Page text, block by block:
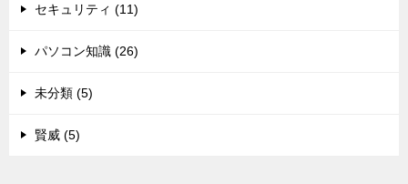
セキュリティ (11)
パソコン知識 (26)
未分類 (5)
賢威 (5)